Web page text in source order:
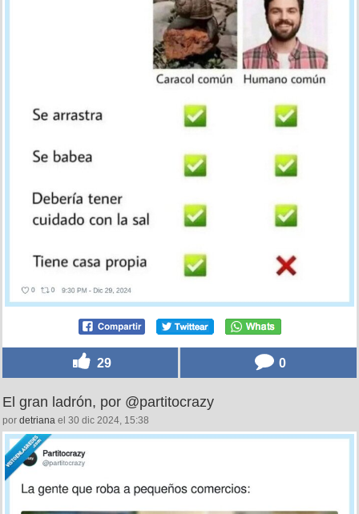
29 0
El gran ladrón, por @partitocrazy
por detriana el 30 dic 2024, 15:38